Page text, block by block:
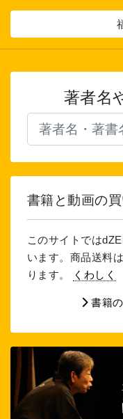
著者名
書籍と動画の
このサイトでは
います。商品送料
ります。
くわしく
書籍